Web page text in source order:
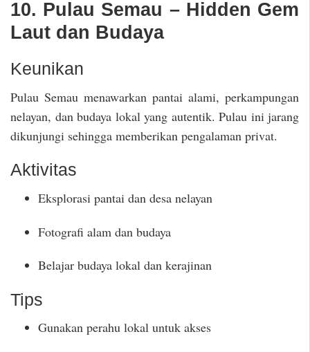
10. Pulau Semau – Hidden Gem
Laut dan Budaya
Keunikan
Pulau Semau menawarkan pantai alami, perkampungan
nelayan, dan budaya lokal yang autentik. Pulau ini jarang
dikunjungi sehingga memberikan pengalaman privat.
Aktivitas
Eksplorasi pantai dan desa nelayan
Fotografi alam dan budaya
Belajar budaya lokal dan kerajinan
Tips
Gunakan perahu lokal untuk akses